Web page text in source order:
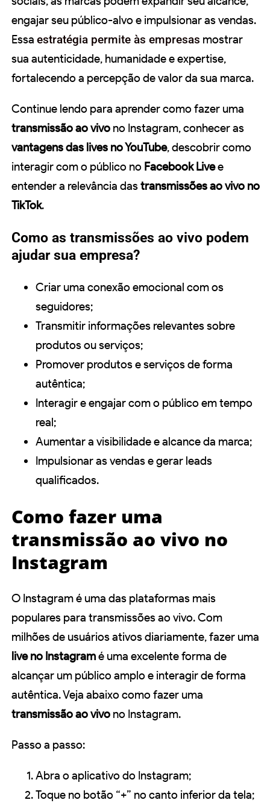
engajar seu público-alvo e impulsionar as vendas.
Essa estratégia permite às empresas mostrar
sua autenticidade, humanidade e expertise,
fortalecendo a percepção de valor da sua marca.
Continue lendo para aprender como fazer uma
transmissão ao vivo no Instagram, conhecer as
vantagens das lives no YouTube, descobrir como
interagir com o público no Facebook Livee
entender a relevância dastransmissões ao vivo no
TikTok.
Como as transmissões ao vivo podem
ajudar sua empresa?
Criar uma conexão emocional com os
seguidores;
Transmitir informações relevantes sobre
produtos ou serviços;
Promover produtos e serviços de forma
autêntica;
Interagir e engajar com o público em tempo
real;
Aumentar a visibilidade e alcance da marca;
Impulsionar as vendas e gerar leads
qualificados.
Como fazer uma
transmissão ao vivo no
Instagram
O Instagram é uma das plataformas mais
populares para transmissões ao vivo. Com
milhões de usuários ativos diariamente, fazer uma
live no Instagramé uma excelente forma de
alcançar um público amplo e interagir de forma
autêntica. Veja abaixo como fazer uma
transmissão ao vivo no Instagram.
Passo a passo:
Abra o aplicativo do Instagram;
Toque no botão “+” no canto inferior da tela;